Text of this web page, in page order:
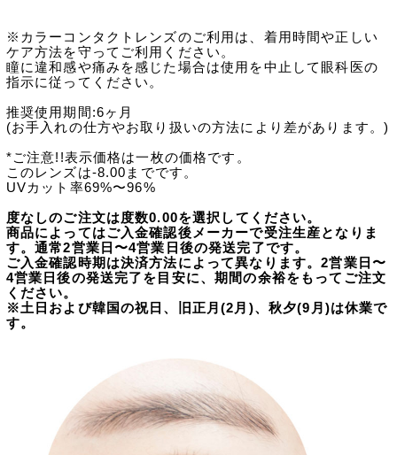
※カラーコンタクトレンズのご利用は、着用時間や正しい
ケア方法を守ってご利用ください。
瞳に違和感や痛みを感じた場合は使用を中止して眼科医の
指示に従ってください。
推奨使用期間:6ヶ月
(お手入れの仕方やお取り扱いの方法により差があります。)
*ご注意!!表示価格は一枚の価格です。
このレンズは-8.00までです。
UVカット率69%〜96%
度なしのご注文は度数0.00を選択してください。
商品によってはご入金確認後メーカーで受注生産となりま
す。通常2営業日〜4営業日後の発送完了です。
ご入金確認時期は決済方法によって異なります。2営業日〜
4営業日後の発送完了を目安に、期間の余裕をもってご注文
ください。
※土日および韓国の祝日、旧正月(2月)、秋夕(9月)は休業で
す。